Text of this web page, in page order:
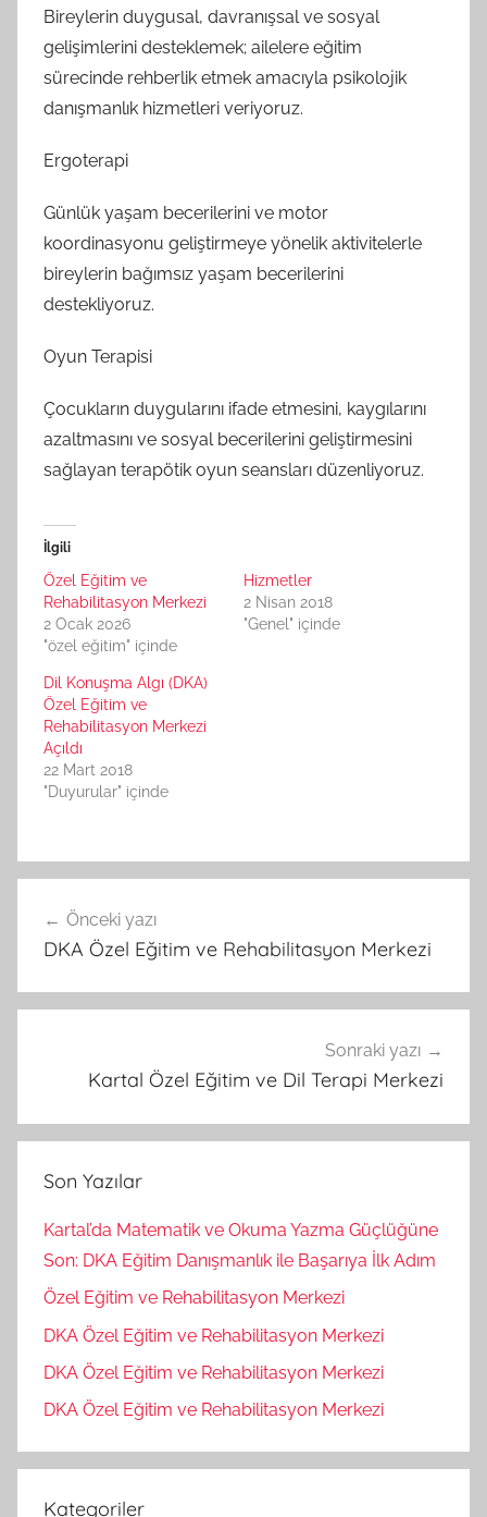
Bireylerin duygusal, davranışsal ve sosyal
gelişimlerini desteklemek; ailelere eğitim
sürecinde rehberlik etmek amacıyla psikolojik
danışmanlık hizmetleri veriyoruz.
Ergoterapi
Günlük yaşam becerilerini ve motor
koordinasyonu geliştirmeye yönelik aktivitelerle
bireylerin bağımsız yaşam becerilerini
destekliyoruz.
Oyun Terapisi
Çocukların duygularını ifade etmesini, kaygılarını
azaltmasını ve sosyal becerilerini geliştirmesini
sağlayan terapötik oyun seansları düzenliyoruz.
İlgili
Özel Eğitim ve
Rehabilitasyon Merkezi
2 Ocak 2026
"özel eğitim" içinde
Hizmetler
2 Nisan 2018
"Genel" içinde
Dil Konuşma Algı (DKA)
Özel Eğitim ve
Rehabilitasyon Merkezi
Açıldı
22 Mart 2018
"Duyurular" içinde
gezinmesi
Önceki yazı
DKA Özel Eğitim ve Rehabilitasyon Merkezi
Sonraki yazı
Kartal Özel Eğitim ve Dil Terapi Merkezi
Son Yazılar
Kartal’da Matematik ve Okuma Yazma Güçlüğüne
Son: DKA Eğitim Danışmanlık ile Başarıya İlk Adım
Özel Eğitim ve Rehabilitasyon Merkezi
DKA Özel Eğitim ve Rehabilitasyon Merkezi
DKA Özel Eğitim ve Rehabilitasyon Merkezi
DKA Özel Eğitim ve Rehabilitasyon Merkezi
Kategoriler